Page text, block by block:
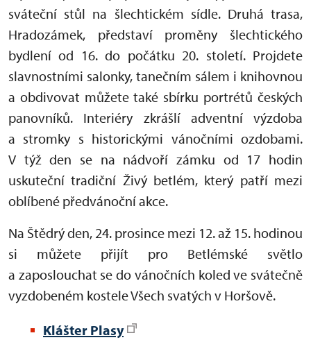
sváteční stůl na šlechtickém sídle. Druhá trasa,
Hradozámek, představí proměny šlechtického
bydlení od 16. do počátku 20. století. Projdete
slavnostními salonky, tanečním sálem i knihovnou
a obdivovat můžete také sbírku portrétů českých
panovníků. Interiéry zkrášlí adventní výzdoba
a stromky s historickými vánočními ozdobami.
V týž den se na nádvoří zámku od 17 hodin
uskuteční tradiční Živý betlém, který patří mezi
oblíbené předvánoční akce.
Na Štědrý den, 24. prosince mezi 12. až 15. hodinou
si můžete přijít pro Betlémské světlo
a zaposlouchat se do vánočních koled ve svátečně
vyzdobeném kostele Všech svatých v Horšově.
Klášter Plasy